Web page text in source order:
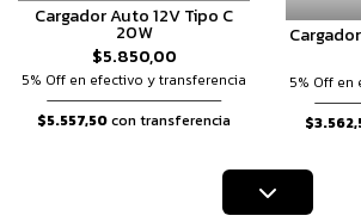
Cargador Auto 12V Tipo C
20W
$5.850,00
5% Off en efectivo y transferencia
$5.557,50con transferencia
5% Off